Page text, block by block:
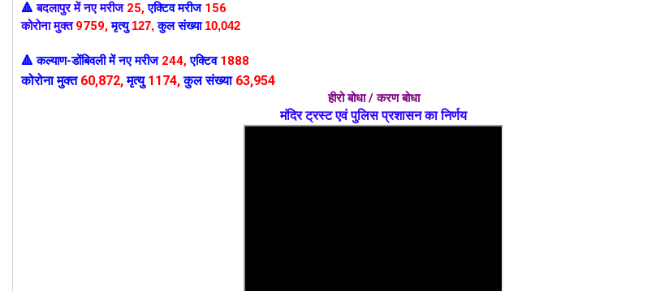
🔺 बदलापुर में नए मरीज 25,एक्टिव मरीज156
कोरोना मुक्त9759,मृत्यु127,कुल संख्या10,042
🔺कल्याण-डोंबिवली मेंनए मरीज 244, एक्टिव1888
कोरोना मुक्त 60,872,मृत्यु 1174,कुल संख्या63,954
हीरो बोधा / करण बोधा
मंदिर ट्रस्ट एवं पुलिस प्रशासन का निर्णय